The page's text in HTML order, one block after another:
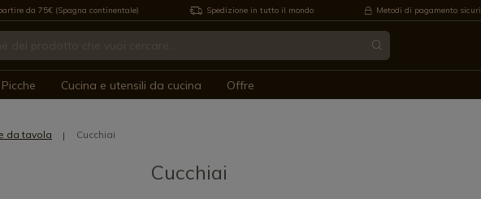
da 75€ (Spagna continentale) Spedizione in tutto il mondo Metodi di pagamento sicuri
Picche Cucina e utensili da cucina Offre
da tavola Cucchiai
Cucchiai